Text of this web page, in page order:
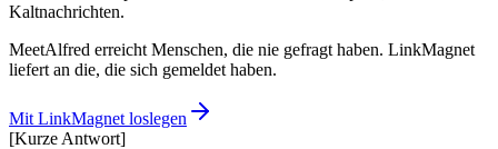
Kaltnachrichten.
MeetAlfred erreicht Menschen, die nie gefragt haben. LinkMagnet
liefert an die, die sich gemeldet haben.
Mit LinkMagnet loslegen
[Kurze Antwort]